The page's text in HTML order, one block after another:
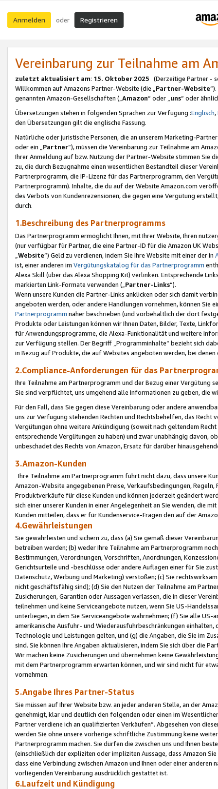
Anmelden oder Registrieren
Vereinbarung zur Teilnahme am
zuletzt aktualisiert am: 15. Oktober 2025 (Derzeitige Partner -
Willkommen auf Amazons Partner-Website (die „Partner-Website
genannten Amazon-Gesellschaften („Amazon“ oder „uns“ oder
Übersetzungen stehen in folgenden Sprachen zur Verfügung :Englisch,
den Übersetzungen gilt die englische Fassung.
Natürliche oder juristische Personen, die an unserem Marketing-
oder ein „Partner“), müssen die Vereinbarung zur Teilnahme am
Ihrer Anmeldung auf bzw. Nutzung der Partner-Website stimmen Sie
zu, die durch Bezugnahme einen wesentlichen Bestandteil dieser
Partnerprogramm, die IP-Lizenz für das Partnerprogramm, den
Partnerprogramm). Inhalte, die du auf der Website Amazon.com
des Verbots von Kundenrezensionen, die gegen eine Vergütung
durch.
1.Beschreibung des Partnerprogramms
Das Partnerprogramm ermöglicht Ihnen, mit Ihrer Website, Ihren
(nur verfügbar für Partner, die eine Partner-ID für die Amazon UK
Website“) Geld zu verdienen, indem Sie Ihre Website mit einer der in
ist, einer anderen im Vergütungskatalog für das Partnerprogramm
Alexa Skill (über das Alexa Shopping Kit) verlinken. Entsprechende
markierten Link-Formate verwenden („ Partner-Links“).
Wenn unsere Kunden die Partner-Links anklicken oder sich damit
angeboten werden, oder andere Handlungen vornehmen, können Sie
Partnerprogramm näher beschrieben (und vorbehaltlich der dort
Produkte oder Leistungen können wir Ihnen Daten, Bilder, Texte,
für Anwendungsprogramme, die Alexa-Funktionalität und weitere
zur Verfügung stellen. Der Begriff „Programminhalte“ bezieht sich
in Bezug auf Produkte, die auf Websites angeboten werden, bei
2.Compliance-Anforderungen für das
Ihre Teilnahme am Partnerprogramm und der Bezug einer Vergütung
Sie sind verpflichtet, uns umgehend alle Informationen zu geben, die
Für den Fall, dass Sie gegen diese Vereinbarung oder andere
uns zur Verfügung stehenden Rechten und Rechtsbehelfen, das
Vergütungen ohne weitere Ankündigung (soweit nach geltendem
entsprechende Vergütungen zu haben) und zwar unabhängig davon,
unbeschadet des Rechts von Amazon, Ersatz für darüber
3.Amazon-Kunden
Ihre Teilnahme am Partnerprogramm führt nicht dazu, dass unsere
Amazon-Website angegebenen Preise, Verkaufsbedingungen,
Produktverkäufe für diese Kunden und können jederzeit geändert
sich einer unserer Kunden in einer Angelegenheit an Sie wenden, die
Kunden mitteilen, dass er für Kundenservice-Fragen den auf der
4.Gewährleistungen
Sie gewährleisten und sichern zu, dass (a) Sie gemäß dieser
betreiben werden; (b) weder Ihre Teilnahme am Partnerprogramm
Bestimmungen, Verordnungen, Vorschriften, Anordnungen,
Gerichtsurteile und -beschlüsse oder andere Auflagen einer für Sie
Datenschutz, Werbung und Marketing) verstoßen; (c) Sie
nicht geschäftsfähig sind); (d) Sie den Nutzen der Teilnahme am
Zusicherungen, Garantien oder Aussagen verlassen, die in dieser
teilnehmen und keine Serviceangebote nutzen, wenn Sie US-
unterliegen, in dem Sie Serviceangebote wahrnehmen; (f) Sie alle
amerikanische Ausfuhr- und Wiederausfuhrbeschränkungen
Technologie und Leistungen gelten, und (g) die Angaben, die Sie im
sind. Sie können Ihre Angaben aktualisieren, indem Sie sich über die
Wir machen keine Zusicherungen und übernehmen keine
mit dem Partnerprogramm erwarten können, und wir sind nicht für
vornehmen.
5.Angabe Ihres Partner-Status
Sie müssen auf Ihrer Website bzw. an jeder anderen Stelle, an der
genehmigt, klar und deutlich den folgenden oder einen im
Partner verdiene ich an qualifizierten Verkäufen“. Abgesehen von
werden Sie ohne unsere vorherige schriftliche Zustimmung keine
Partnerprogramm machen. Sie dürfen die zwischen uns und Ihnen
(einschließlich der expliziten oder impliziten Aussage, dass Amazon
dass eine Verbindung zwischen Amazon und Ihnen oder einer
vorliegenden Vereinbarung ausdrücklich gestattet ist.
6.Laufzeit und Kündigung